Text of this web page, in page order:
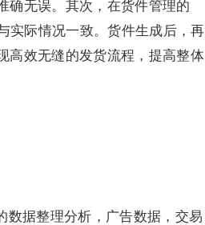
确无误。其次，在货件管理的
实际情况一致。货件生成后，再
高效无缝的发货流程，提高整体
数据整理分析，广告数据，交易